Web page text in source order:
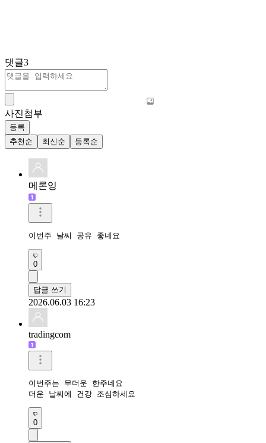
댓글3
사진첨부
등록
추천순
최신순 등록순
메론잉
이번주 날씨 공유 좋네요
0
답글 쓰기
2026.06.03 16:23
tradingcom
이번주는 무더운 한주네요
더운 날씨에 건강 조심하세요
0